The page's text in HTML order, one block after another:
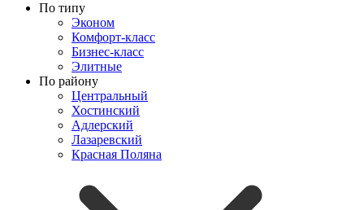
По типу
Эконом
Комфорт-класс
Бизнес-класс
Элитные
По району
Центральный
Хостинский
Адлерский
Лазаревский
Красная Поляна